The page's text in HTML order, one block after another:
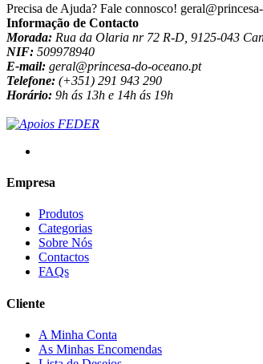
Precisa de Ajuda? Fale connosco!
Informação de Contacto
Morada: Rua da Olaria nr 72 R-D, 9125-043
NIF: 509978940
E-mail: geral@princesa-do-oceano.pt
Telefone: (+351) 291 943 290
Horário: 9h ás 13h e 14h ás 19h
Empresa
Produtos
Categorias
Sobre Nós
Contactos
FAQs
Cliente
A Minha Conta
As Minhas Encomendas